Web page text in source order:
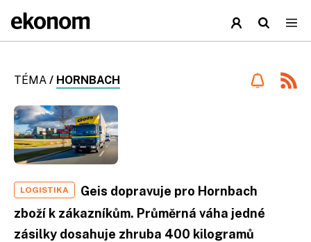
TÉMA / HORNBACH
LOGISTIKA
Geis dopravuje pro Hornbach
zboží k zákazníkům. Průměrná váha jedné
zásilky dosahuje zhruba 400 kilogramů